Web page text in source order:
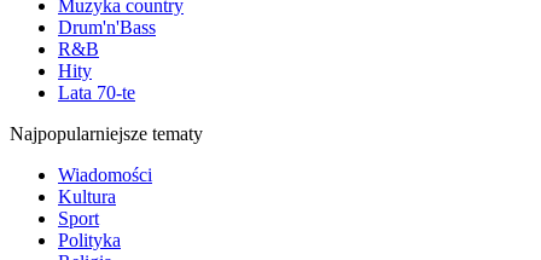
Muzyka country
Drum'n'Bass
R&B
Hity
Lata 70-te
Najpopularniejsze tematy
Wiadomości
Kultura
Sport
Polityka